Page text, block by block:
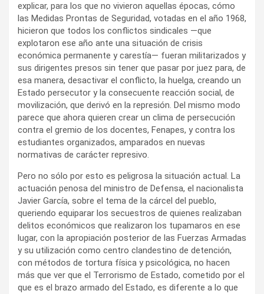
explicar, para los que no vivieron aquellas épocas, cómo
las Medidas Prontas de Seguridad, votadas en el año 1968,
hicieron que todos los conflictos sindicales —que
explotaron ese año ante una situación de crisis
económica permanente y carestía— fueran militarizados y
sus dirigentes presos sin tener que pasar por juez para, de
esa manera, desactivar el conflicto, la huelga, creando un
Estado persecutor y la consecuente reacción social, de
movilización, que derivó en la represión. Del mismo modo
parece que ahora quieren crear un clima de persecución
contra el gremio de los docentes, Fenapes, y contra los
estudiantes organizados, amparados en nuevas
normativas de carácter represivo.
Pero no sólo por esto es peligrosa la situación actual. La
actuación penosa del ministro de Defensa, el nacionalista
Javier García, sobre el tema de la cárcel del pueblo,
queriendo equiparar los secuestros de quienes realizaban
delitos económicos que realizaron los tupamaros en ese
lugar, con la apropiación posterior de las Fuerzas Armadas
y su utilización como centro clandestino de detención,
con métodos de tortura física y psicológica, no hacen
más que ver que el Terrorismo de Estado, cometido por el
que es el brazo armado del Estado, es diferente a lo que